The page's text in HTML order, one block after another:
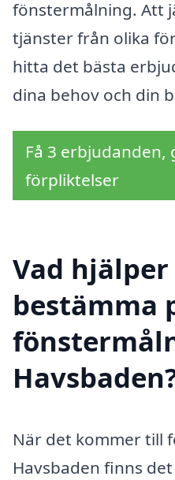
fönstermålning. Att
tjänster från olika
hitta det bästa
dina behov och din
Få 3 erbjudanden,
förpliktelser
Vad
bestämma
När det kommer till
Havsbaden finns